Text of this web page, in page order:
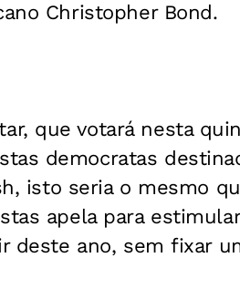
Christopher Bond.
que votará nesta
democratas
isto seria o mesmo
apela para
deste ano, sem fixar